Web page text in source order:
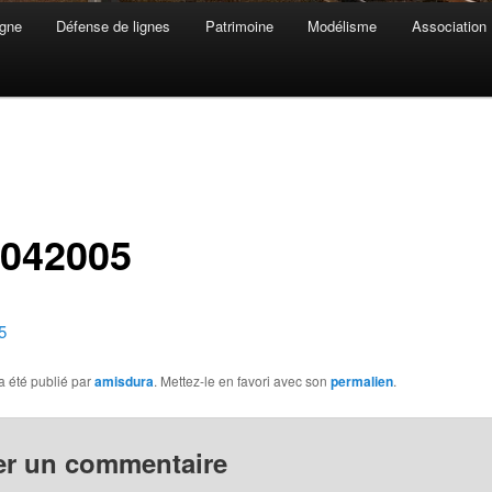
Défense de lignes Patrimoine Modélisme Association
été publié paramisdura. Mettez-le en favori avec son permalien.
un commentaire